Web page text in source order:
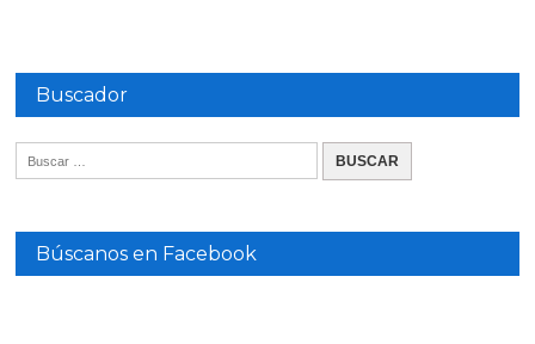
Buscador
Búscanos en Facebook